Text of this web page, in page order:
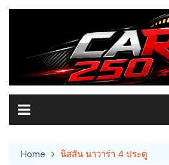
Skip
Home นิสสัน นาวาร่า 4 ประตู